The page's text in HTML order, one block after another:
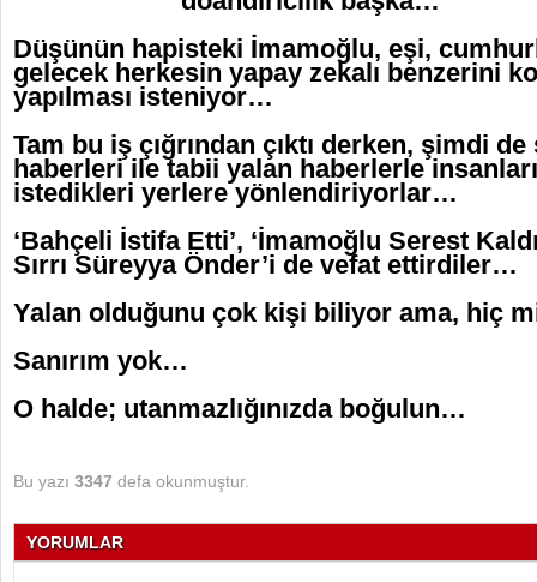
Düşünün hapisteki İmamoğlu, eşi,
gelecek herkesin yapay zekalı benzerini
yapılması isteniyor…
Tam bu iş çığrından çıktı derken, şimdi
haberleri ile tabii yalan haberlerle
istedikleri yerlere yönlendiriyorlar…
‘Bahçeli İstifa Etti’, ‘İmamoğlu Serest
Sırrı Süreyya Önder’i de vefat ettirdiler…
Yalan olduğunu çok kişi biliyor ama, hiç
Sanırım yok…
O halde; utanmazlığınızda boğulun…
Bu yazı 3347 defa okunmuştur.
YORUMLAR